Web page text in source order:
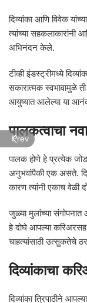
दिव्यांका आणि विवेक
त्यांच्या सहकलाकारांनी
अभिनंदन केले.
टीव्ही इंडस्ट्रीमध्ये
सकारात्मक स्वभावामुळे
आयुष्यात आलेल्या या
पालकत्वाचा
पालक होणे हे प्रत्येक
अनुभवांपैकी एक असते.
कारण त्यांनी एकाच वेळी
जुळ्या मुलांच्या
हे दोघे आपल्या करिअरसह
चाहत्यांसाठी उत्सुकतेचे
दिव्यांकाचा
दिव्यांका त्रिपाठीने
Prev